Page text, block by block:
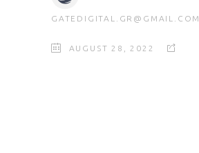
GATEDIGITAL.GR@GMAIL.COM
AUGUST 28, 2022